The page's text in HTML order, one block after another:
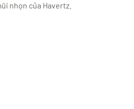
nhọn của Havertz.